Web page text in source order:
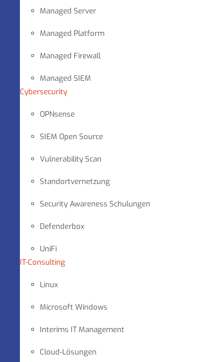
Managed Server
Managed Platform
Managed Firewall
Managed SIEM
Cybersecurity
OPNsense
SIEM Open Source
Vulnerability Scan
Standortvernetzung
Security Awareness Schulungen
Defenderbox
UniFi
IT-Consulting
Linux
Microsoft Windows
Interims IT Management
Cloud-Lösungen